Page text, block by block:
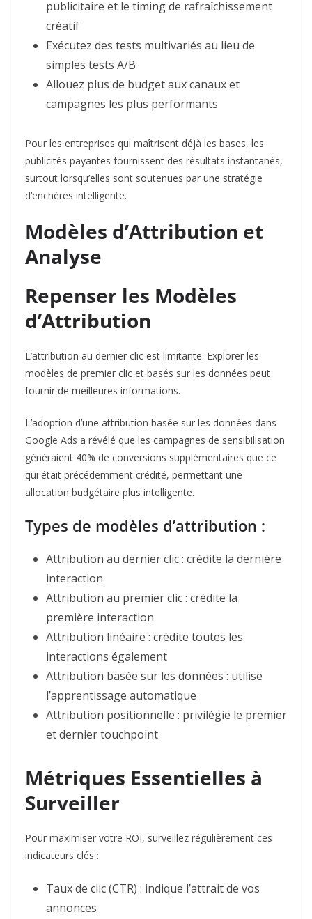
publicitaire et le timing de rafraîchissement
créatif​
Exécutez des tests multivariés au lieu de
simples tests A/B​
Allouez plus de budget aux canaux et
campagnes les plus performants
Pour les entreprises qui maîtrisent déjà les bases, les
publicités payantes fournissent des résultats instantanés,
surtout lorsqu’elles sont soutenues par une stratégie
d’enchères intelligente.​
Modèles d’Attribution et
Analyse
Repenser les Modèles
d’Attribution
L’attribution au dernier clic est limitante. Explorer les
modèles de premier clic et basés sur les données peut
fournir de meilleures informations.​
L’adoption d’une attribution basée sur les données dans
Google Ads a révélé que les campagnes de sensibilisation
généraient 40% de conversions supplémentaires que ce
qui était précédemment crédité, permettant une
allocation budgétaire plus intelligente.​
Types de modèles d’attribution :
Attribution au dernier clic : crédite la dernière
interaction
Attribution au premier clic : crédite la
première interaction
Attribution linéaire : crédite toutes les
interactions également
Attribution basée sur les données : utilise
l’apprentissage automatique
Attribution positionnelle : privilégie le premier
et dernier touchpoint
Métriques Essentielles à
Surveiller
Pour maximiser votre ROI, surveillez régulièrement ces
indicateurs clés :
Taux de clic (CTR) : indique l’attrait de vos
annonces